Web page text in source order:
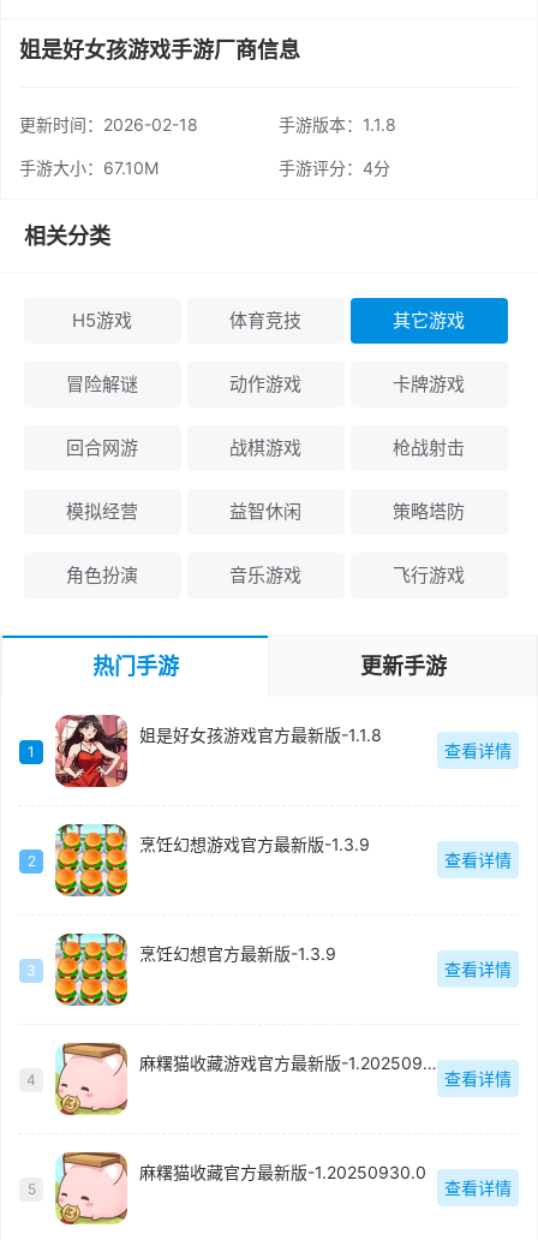
姐是好女孩游戏手游厂商信息
更新时间： 2026-02-18 手游版本：1.1.8
手游大小：67.10M 手游评分： 4分
相关分类
H5游戏 体育竞技 其它游戏
冒险解谜 动作游戏 卡牌游戏
回合网游 战棋游戏 枪战射击
模拟经营 益智休闲 策略塔防
角色扮演 音乐游戏 飞行游戏
热门手游 更新手游
1
姐是好女孩游戏官方最新版-1.1.8
查看详情
2
烹饪幻想游戏官方最新版-1.3.9
查看详情
3
烹饪幻想官方最新版-1.3.9
查看详情
4
麻糬猫收藏游戏官方最新版-1.20250930.0
查看详情
5
麻糬猫收藏官方最新版-1.20250930.0
查看详情